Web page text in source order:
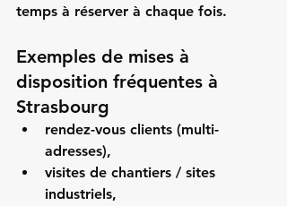
temps à réserver à chaque fois.
Exemples de mises à
disposition fréquentes à
Strasbourg
rendez-vous clients (multi-
adresses),
visites de chantiers / sites
industriels,